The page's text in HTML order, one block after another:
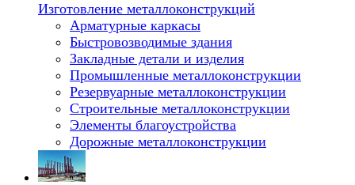
Изготовление металлоконструкций
Арматурные каркасы
Быстровозводимые здания
Закладные детали и изделия
Промышленные металлоконструкции
Резервуарные металлоконструкции
Строительные металлоконструкции
Элементы благоустройства
Дорожные металлоконструкции